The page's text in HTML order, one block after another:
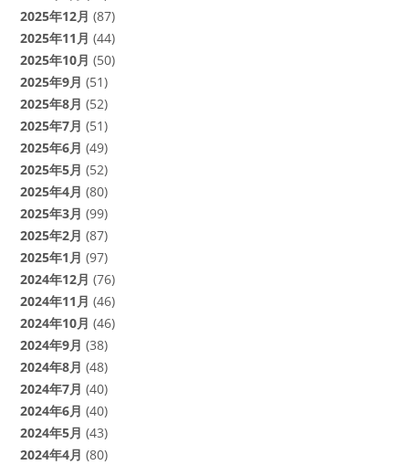
2025年12月 (87)
2025年11月 (44)
2025年10月 (50)
2025年9月 (51)
2025年8月 (52)
2025年7月 (51)
2025年6月 (49)
2025年5月 (52)
2025年4月 (80)
2025年3月 (99)
2025年2月 (87)
2025年1月 (97)
2024年12月 (76)
2024年11月 (46)
2024年10月 (46)
2024年9月 (38)
2024年8月 (48)
2024年7月 (40)
2024年6月 (40)
2024年5月 (43)
2024年4月 (80)